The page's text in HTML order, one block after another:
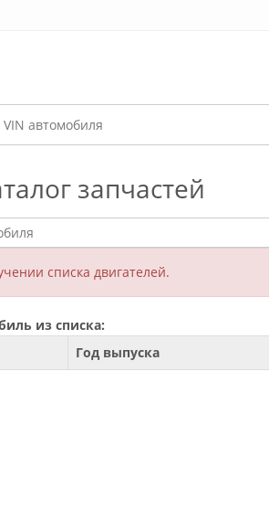
запчастей
списка двигателей.
из списка:
Год выпуска